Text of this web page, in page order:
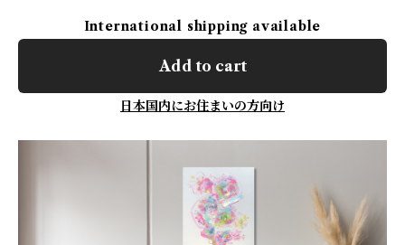
International shipping available
Add to cart
日本国内にお住まいの方向け